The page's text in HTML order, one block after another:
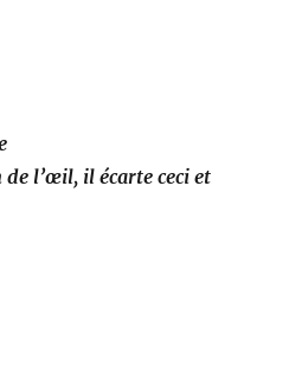
l’œil, il écarte ceci et